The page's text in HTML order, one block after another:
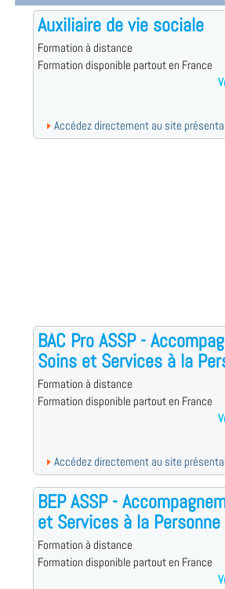
Auxiliaire de vie sociale
Formation à distance
Formation disponible partout en France
Accédez directement au site
BAC Pro ASSP -
Soins et Services à la
Formation à distance
Formation disponible partout en France
Accédez directement au site
BEP ASSP -
et Services à la Personne
Formation à distance
Formation disponible partout en France